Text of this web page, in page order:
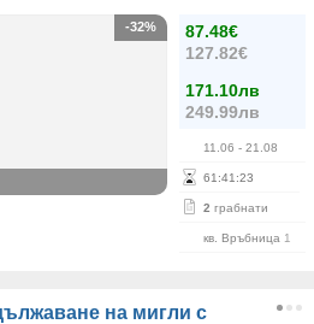
87.48€
127.82€
171.10лв
249.99лв
11.06 - 21.08
61 :41 :23
2 грабнати
кв. Връбница 1
-32%
на мигли с